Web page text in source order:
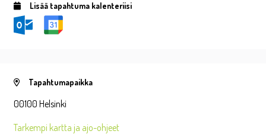
Lisää tapahtuma kalenteriisi
Tapahtumapaikka
00100 Helsinki
Tarkempi kartta ja ajo-ohjeet